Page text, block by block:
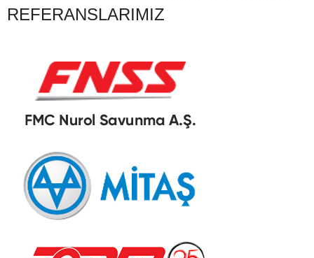
REFERANSLARIMIZ